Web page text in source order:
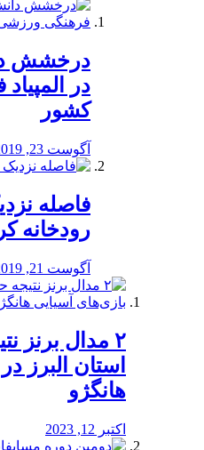
درخشش
در
کشور
آگوست 23, 2019
️فاصله
رودخانه
آگوست 21, 2019
استان البرز
هانگژو
اکتبر 12, 2023